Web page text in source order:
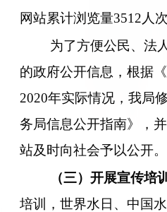
网站累计浏览量3512 人次
为了方便公民、法
的政府公开信息，根据
2020年实际情况，我局
务局信息公开指南》，
站及时向社会予以公开。
（三）开展宣传培
培训，世界水日、中国